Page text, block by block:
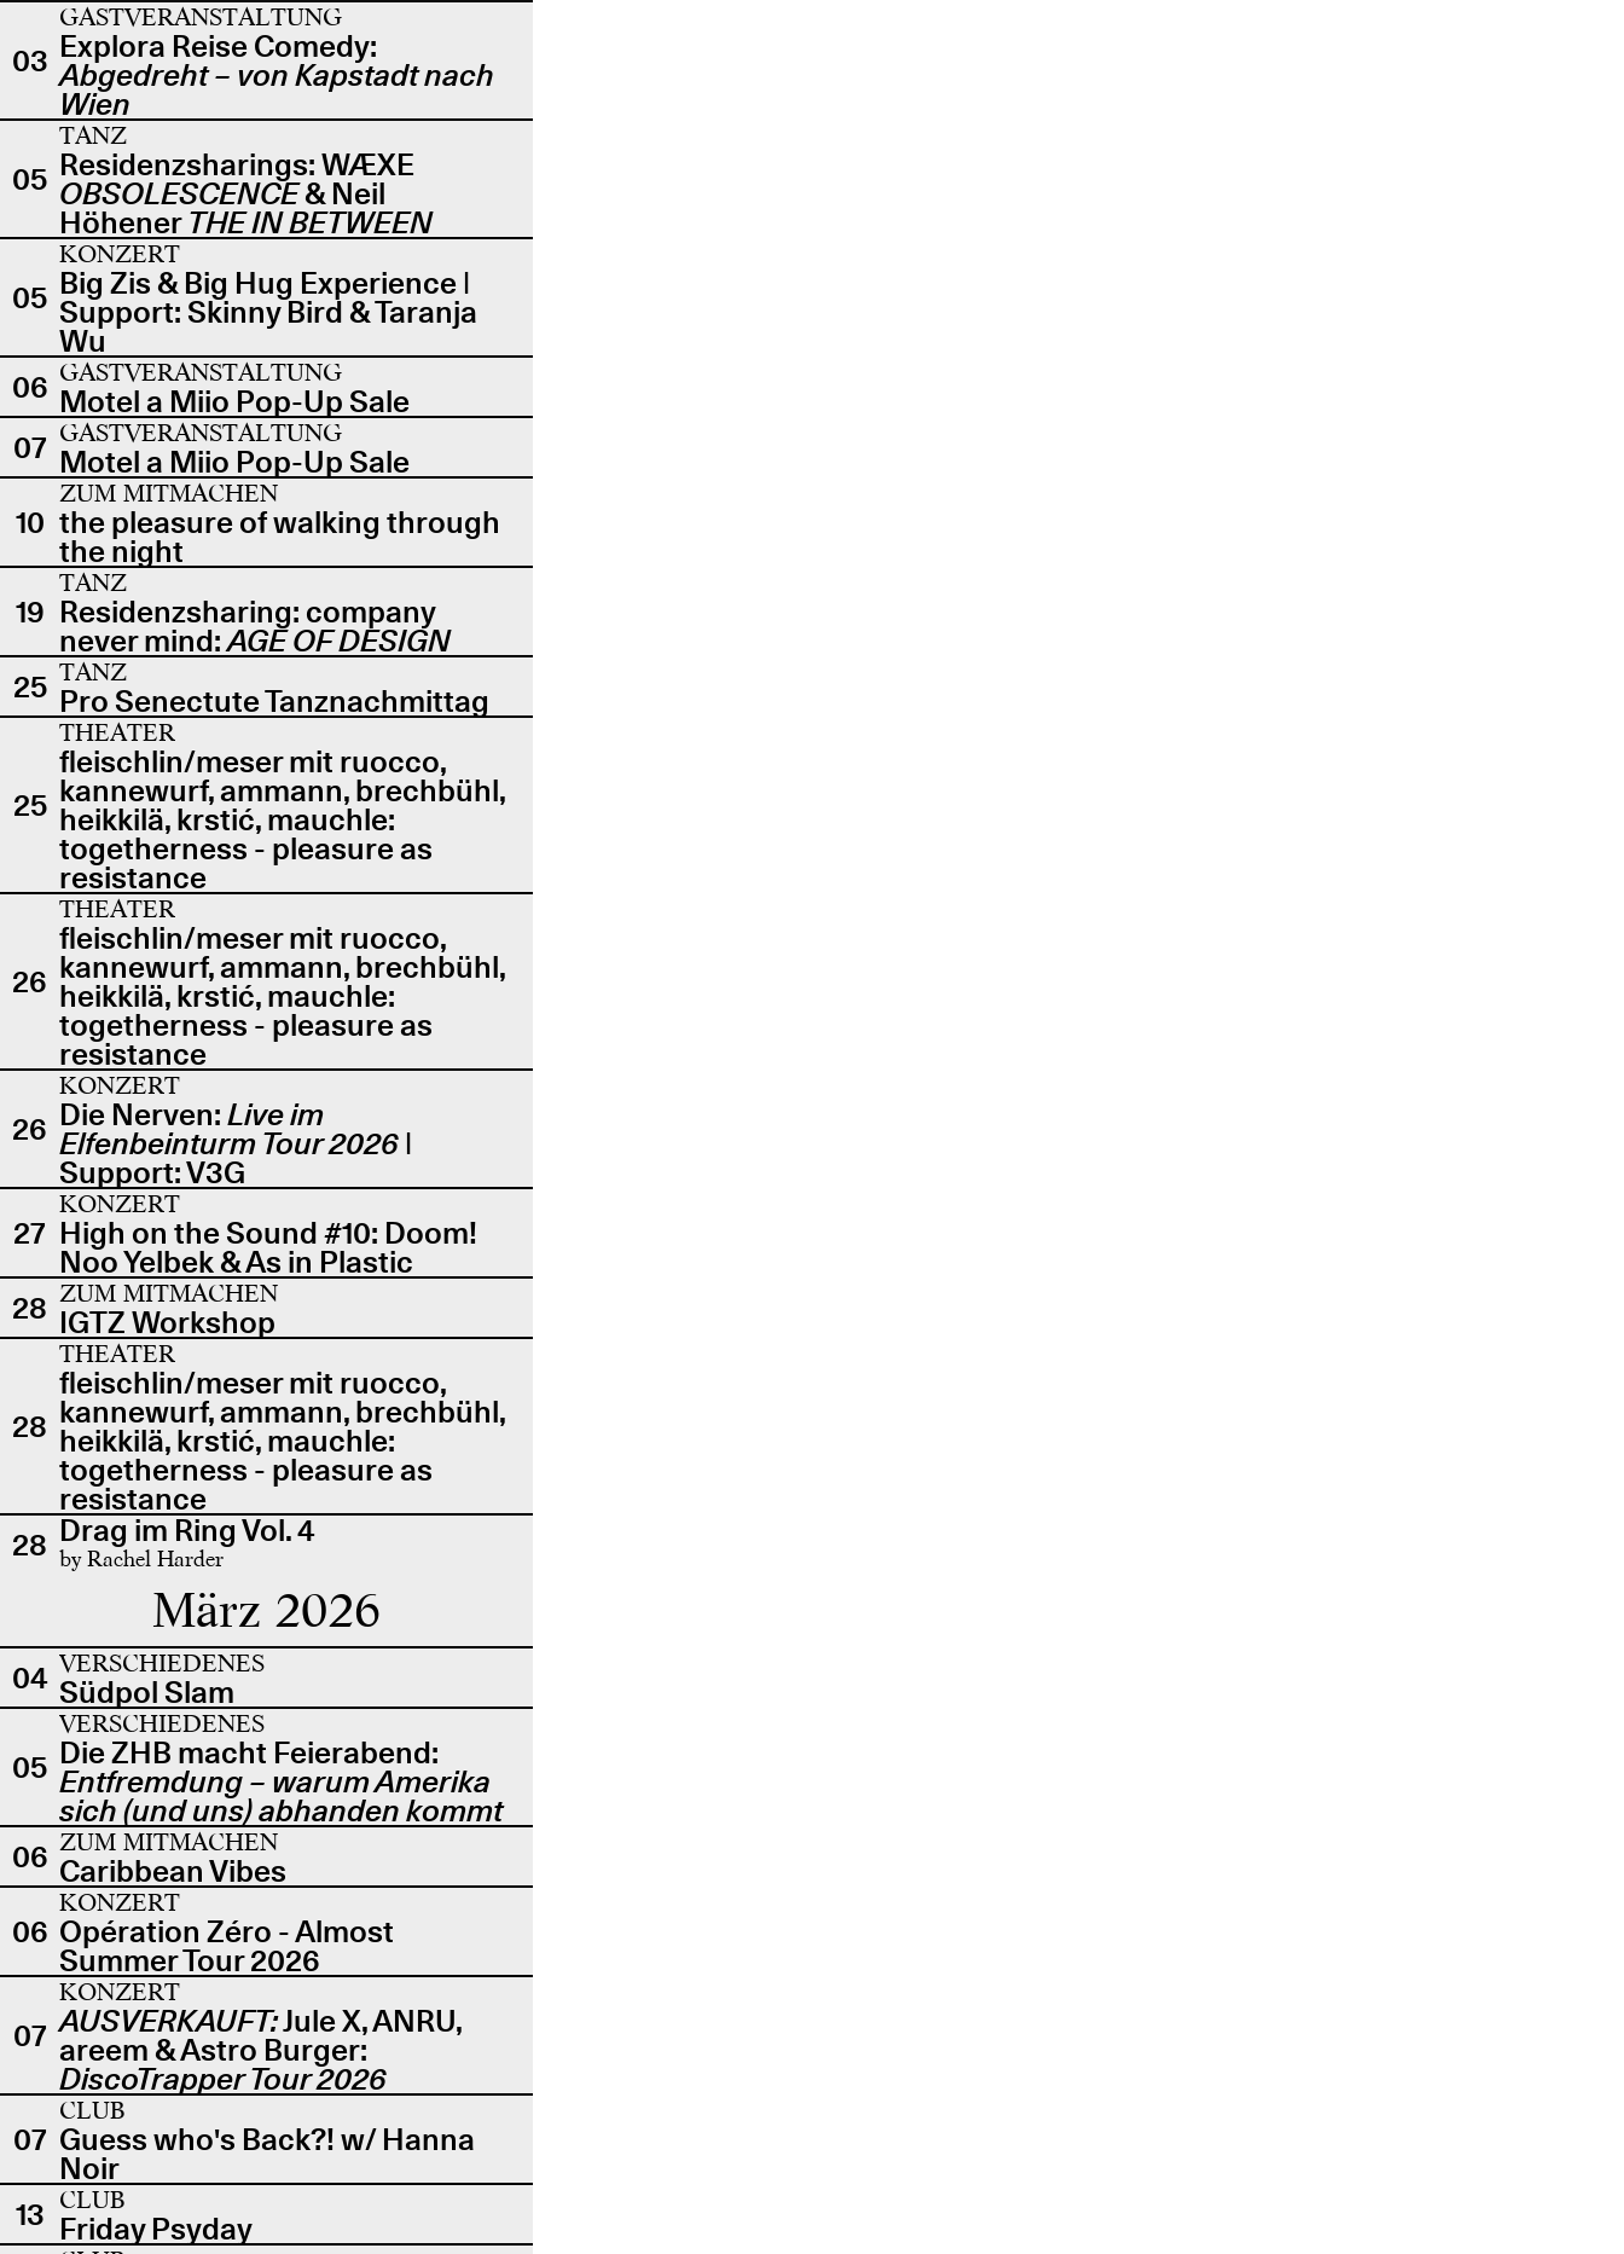
03
GASTVERANSTALTUNG
Explora Reise Comedy:
Abgedreht – von Kapstadt nach
Wien
05
TANZ
Residenzsharings: WÆXE
OBSOLESCENCE& Neil
Höhener THE IN BETWEEN
05
KONZERT
Big Zis & Big Hug Experience |
Support: Skinny Bird & Taranja
Wu
06 GASTVERANSTALTUNG
Motel a Miio Pop-Up Sale
07 GASTVERANSTALTUNG
Motel a Miio Pop-Up Sale
10
ZUM MITMACHEN
the pleasure of walking through
the night
19
TANZ
Residenzsharing: company
never mind:AGE OF DESIGN
25 TANZ
Pro Senectute Tanznachmittag
25
THEATER
fleischlin/meser mit ruocco,
kannewurf, ammann, brechbühl,
heikkilä, krstić, mauchle:
togetherness - pleasure as
resistance
26
THEATER
fleischlin/meser mit ruocco,
kannewurf, ammann, brechbühl,
heikkilä, krstić, mauchle:
togetherness - pleasure as
resistance
26
KONZERT
Die Nerven:Live im
Elfenbeinturm Tour 2026 |
Support: V3G
27
KONZERT
High on the Sound #10: Doom!
Noo Yelbek & As in Plastic
28 ZUM MITMACHEN
IGTZ Workshop
28
THEATER
fleischlin/meser mit ruocco,
kannewurf, ammann, brechbühl,
heikkilä, krstić, mauchle:
togetherness - pleasure as
resistance
28 Drag im Ring Vol. 4
by Rachel Harder
März 2026
04 VERSCHIEDENES
Südpol Slam
05
VERSCHIEDENES
Die ZHB macht Feierabend:
Entfremdung – warum Amerika
sich (und uns) abhanden kommt
06 ZUM MITMACHEN
Caribbean Vibes
06
KONZERT
Opération Zéro - Almost
Summer Tour 2026
07
KONZERT
AUSVERKAUFT:Jule X, ANRU,
areem & Astro Burger:
DiscoTrapper Tour 2026
07
CLUB
Guess who's Back?! w/ Hanna
Noir
13 CLUB
Friday Psyday